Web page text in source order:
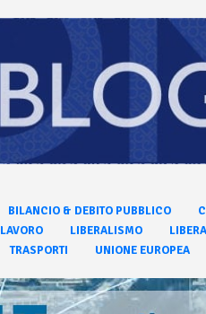
BILANCIO & DEBITO PUBBLICO
LAVORO LIBERALISMO
TRASPORTI UNIONE EUROPEA